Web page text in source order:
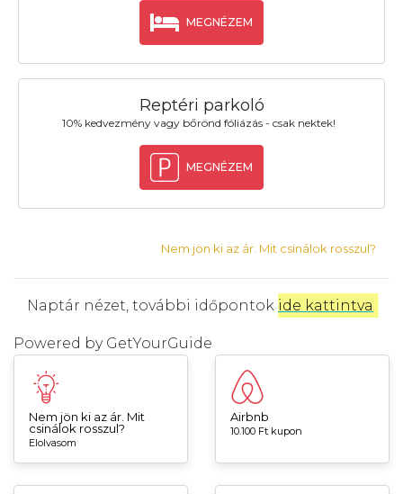
MEGNÉZEM
Reptéri parkoló
10% kedvezmény vagy bőrönd fóliázás - csak nektek!
MEGNÉZEM
Nem jön ki az ár. Mit csinálok rosszul?
Naptár nézet, további időpontok ide kattintva
Powered by GetYourGuide
Nem jön ki az ár. Mit
csinálok rosszul?
Elolvasom
Airbnb
10.100 Ft kupon